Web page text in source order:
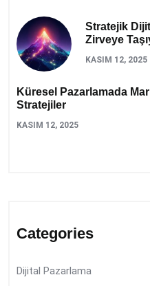
Stratejik
Zirveye
KASIM 12, 2025
Küresel Pazarlamada
Stratejiler
KASIM 12, 2025
Categories
Dijital Pazarlama